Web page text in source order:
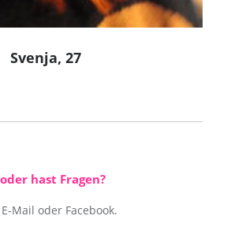
Svenja, 27
hast Fragen?
Mail oder Facebook.